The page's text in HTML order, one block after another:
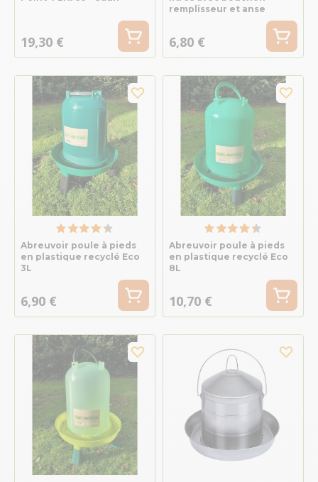
19,30 €
remplisseur et anse
6,80 €
Abreuvoir poule à pieds
en plastique recyclé Eco
3L
6,90 €
Abreuvoir poule à pieds
en plastique recyclé Eco
8L
10,70 €